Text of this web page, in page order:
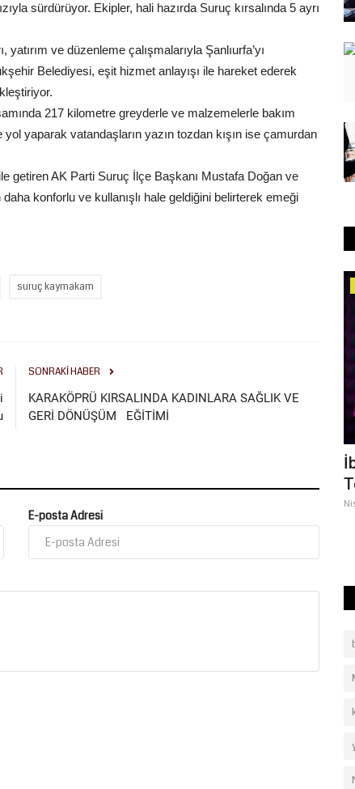
sürdürüyor. Ekipler, hali hazırda Suruç kırsalında 5 ayrı
ve düzenleme çalışmalarıyla Şanlıurfa’yı
Belediyesi, eşit hizmet anlayışı ile hareket ederek
217 kilometre greyderle ve malzemelerle bakım
yaparak vatandaşların yazın tozdan kışın ise çamurdan
getiren AK Parti Suruç İlçe Başkanı Mustafa Doğan ve
daha konforlu ve kullanışlı hale geldiğini belirterek emeği
suruç kaymakam
SONRAKI HABER
KARAKÖPRÜ KIRSALINDA KADINLARA SAĞLIK VE
GERİ DÖNÜŞÜM EĞİTİMİ
E-posta Adresi
bulunan
Spor
Etabına Başlıyor